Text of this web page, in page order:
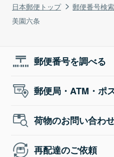
日本郵便トップ 郵便番号検索
美園六条
郵便番号を調べる
郵便局・ATM・ポ
荷物のお問い合わ
再配達のご依頼